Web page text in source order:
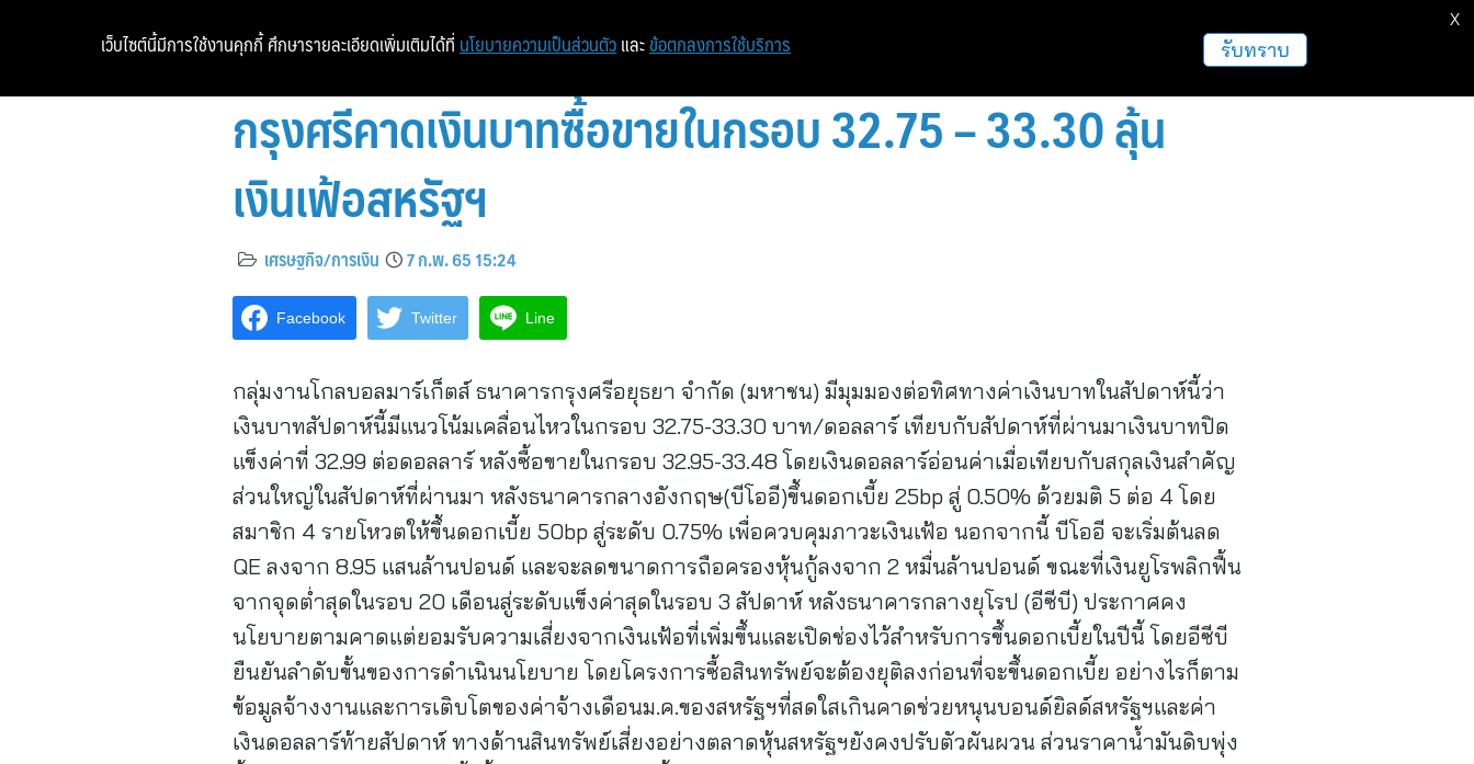
หน้าแรก ท่องเที่ยว ฝากข่าวประชาสัมพันธ์
กรุงศรีคาดเงินบาทซื้อขายในกรอบ 32.75 – 33.30 ลุ้น
เงินเฟ้อสหรัฐฯ
เศรษฐกิจ/การเงิน 7 ก.พ. 65 15:24
Facebook Twitter Line
กลุ่มงานโกลบอลมาร์เก็ตส์ ธนาคารกรุงศรีอยุธยา จำกัด (มหาชน) มีมุมมองต่อทิศทางค่าเงินบาทในสัปดาห์นี้ว่า
เงินบาทสัปดาห์นี้มีแนวโน้มเคลื่อนไหวในกรอบ 32.75-33.30 บาท/ดอลลาร์ เทียบกับสัปดาห์ที่ผ่านมาเงินบาทปิด
แข็งค่าที่ 32.99 ต่อดอลลาร์ หลังซื้อขายในกรอบ 32.95-33.48 โดยเงินดอลลาร์อ่อนค่าเมื่อเทียบกับสกุลเงินสำคัญ
ส่วนใหญ่ในสัปดาห์ที่ผ่านมา หลังธนาคารกลางอังกฤษ(บีโออี)ขึ้นดอกเบี้ย 25bp สู่ 0.50% ด้วยมติ 5 ต่อ 4 โดย
สมาชิก 4 รายโหวตให้ขึ้นดอกเบี้ย 50bp สู่ระดับ 0.75% เพื่อควบคุมภาวะเงินเฟ้อ นอกจากนี้ บีโออี จะเริ่มต้นลด
QE ลงจาก 8.95 แสนล้านปอนด์ และจะลดขนาดการถือครองหุ้นกู้ลงจาก 2 หมื่นล้านปอนด์ ขณะที่เงินยูโรพลิกฟื้น
จากจุดต่ำสุดในรอบ 20 เดือนสู่ระดับแข็งค่าสุดในรอบ 3 สัปดาห์ หลังธนาคารกลางยุโรป (อีซีบี) ประกาศคง
นโยบายตามคาดแต่ยอมรับความเสี่ยงจากเงินเฟ้อที่เพิ่มขึ้นและเปิดช่องไว้สำหรับการขึ้นดอกเบี้ยในปีนี้ โดยอีซีบี
ยืนยันลำดับขั้นของการดำเนินนโยบาย โดยโครงการซื้อสินทรัพย์จะต้องยุติลงก่อนที่จะขึ้นดอกเบี้ย อย่างไรก็ตาม
ข้อมูลจ้างงานและการเติบโตของค่าจ้างเดือนม.ค.ของสหรัฐฯที่สดใสเกินคาดช่วยหนุนบอนด์ยิลด์สหรัฐฯและค่า
เงินดอลลาร์ท้ายสัปดาห์ ทางด้านสินทรัพย์เสี่ยงอย่างตลาดหุ้นสหรัฐฯยังคงปรับตัวผันผวน ส่วนราคาน้ำมันดิบพุ่ง
เว็บไซต์นี้มีการใช้งานคุกกี้ ศึกษารายละเอียดเพิ่มเติมได้ที่ นโยบายความเป็นส่วนตัว และ ข้อตกลงการใช้บริการ รับทราบ
X